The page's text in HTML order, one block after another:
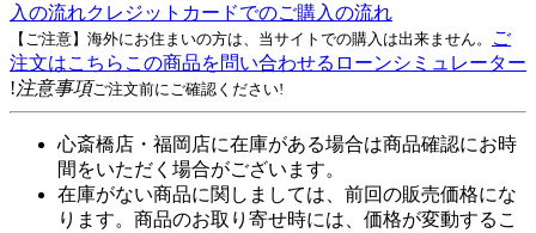
入の流れクレジットカードでのご購入の流れ
【ご注意】海外にお住まいの方は、当サイトでの購入は出来ません。
ご
注文はこちら この商品を問い合わせる ローンシミュレーター
!注意事項ご注文前にご確認ください!
心斎橋店・福岡店に在庫がある場合は商品確認にお時
間をいただく場合がございます。
在庫がない商品に関しましては、前回の販売価格にな
ります。商品のお取り寄せ時には、価格が変動するこ